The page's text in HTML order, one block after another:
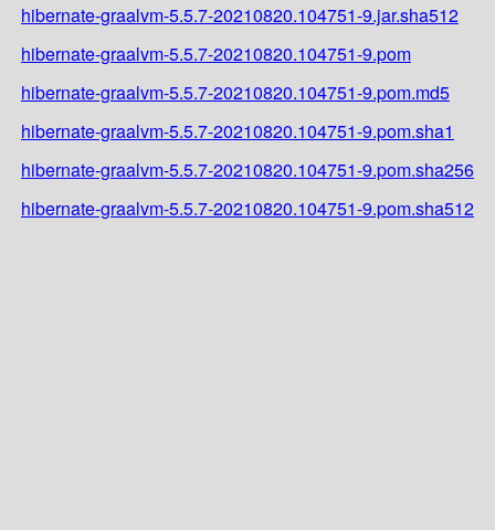
hibernate-graalvm-5.5.7-20210820.104751-9.jar.sha512
hibernate-graalvm-5.5.7-20210820.104751-9.pom
hibernate-graalvm-5.5.7-20210820.104751-9.pom.md5
hibernate-graalvm-5.5.7-20210820.104751-9.pom.sha1
hibernate-graalvm-5.5.7-20210820.104751-9.pom.sha256
hibernate-graalvm-5.5.7-20210820.104751-9.pom.sha512